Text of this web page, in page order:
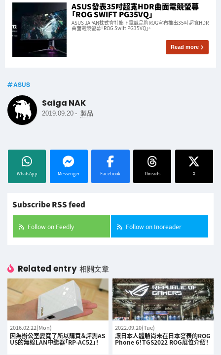
ASUS發表35吋超寬HDR曲面電競螢幕
「ROG SWIFT PG35VQ」
ASUS JAPAN株式會社旗下電競品牌ROG宣布推出35吋超寬HDR
曲面電競螢幕「ROG Swift PG35VQ」。
Read more
ASUS
Saiga NAK
2019.09.20 - 製品
WhatsApp Messenger Facebook Threads X
Subscribe RSS feed
Follow on Feedly Follow on Inoreader
Related entry 相關文章
2016.02.22(Mon)
因為辦公室變寬了所以購買＆評測AS
US的無線LAN中繼器「RP-AC52」！
2022.09.20(Tue)
讓日本人體驗尚未在日本發表的ROG
Phone 6！TGS2022 ROG展位介紹！